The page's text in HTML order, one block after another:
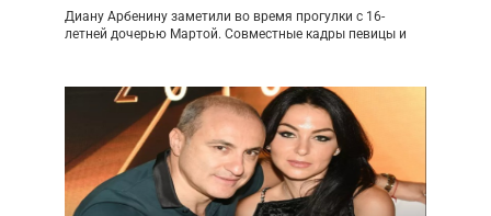
Диану Арбенину заметили во время прогулки с 16-
летней дочерью Мартой. Совместные кадры певицы и